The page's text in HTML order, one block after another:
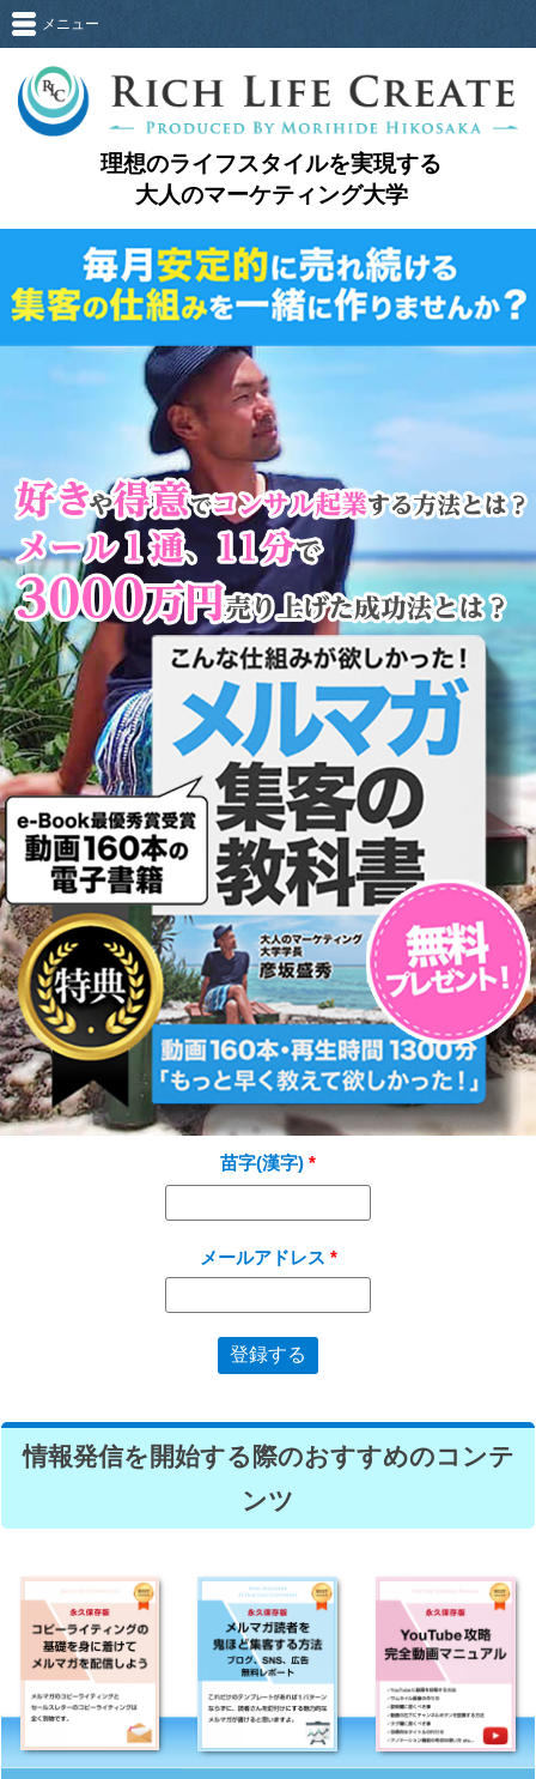
理想のライフスタイルを実現する
大人のマーケティング大学
メニュー
苗字(漢字)
メールアドレス
情報発信を開始する際のおすすめのコンテ
ンツ